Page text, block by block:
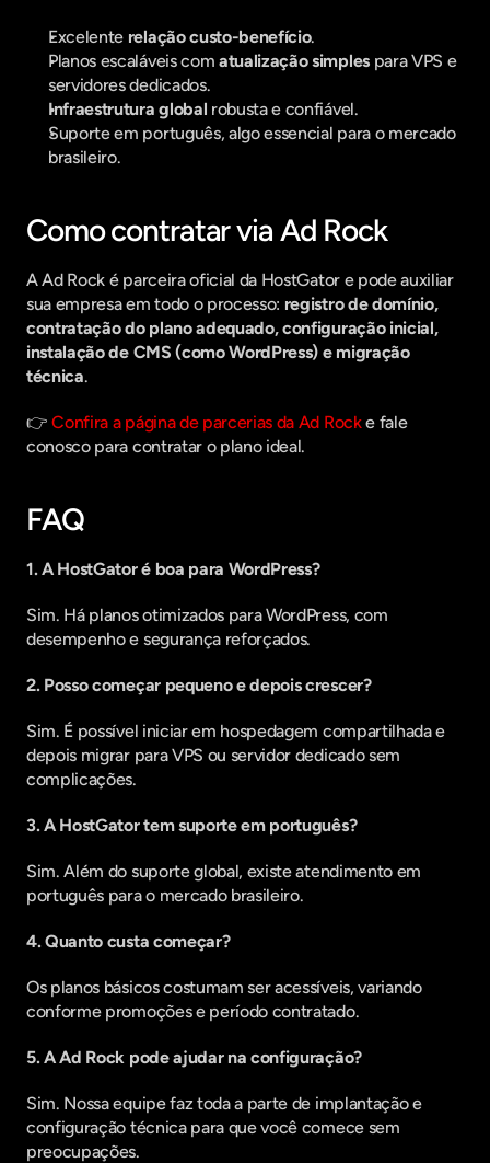
Excelente relação custo-benefício.
Planos escaláveis com atualização simples para VPS e
servidores dedicados.
Infraestrutura global robusta e confiável.
Suporte em português, algo essencial para o mercado
brasileiro.
Como contratar via Ad Rock
A Ad Rock é parceira oficial da HostGator e pode auxiliar
sua empresa em todo o processo: registro de domínio,
contratação do plano adequado, configuração inicial,
instalação de CMS (como WordPress) e migração
técnica.
👉 Confira a página de parcerias da Ad Rock e fale
conosco para contratar o plano ideal.
FAQ
1. A HostGator é boa para WordPress?
Sim. Há planos otimizados para WordPress, com
desempenho e segurança reforçados.
2. Posso começar pequeno e depois crescer?
Sim. É possível iniciar em hospedagem compartilhada e
depois migrar para VPS ou servidor dedicado sem
complicações.
3. A HostGator tem suporte em português?
Sim. Além do suporte global, existe atendimento em
português para o mercado brasileiro.
4. Quanto custa começar?
Os planos básicos costumam ser acessíveis, variando
conforme promoções e período contratado.
5. A Ad Rock pode ajudar na configuração?
Sim. Nossa equipe faz toda a parte de implantação e
configuração técnica para que você comece sem
preocupações.